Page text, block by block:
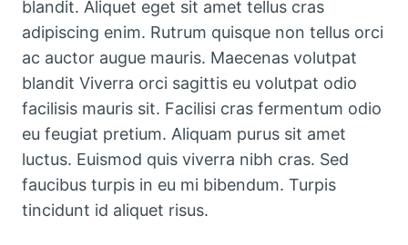
blandit. Aliquet eget sit amet tellus cras
adipiscing enim. Rutrum quisque non tellus orci
ac auctor augue mauris. Maecenas volutpat
blandit Viverra orci sagittis eu volutpat odio
facilisis mauris sit. Facilisi cras fermentum odio
eu feugiat pretium. Aliquam purus sit amet
luctus. Euismod quis viverra nibh cras. Sed
faucibus turpis in eu mi bibendum. Turpis
tincidunt id aliquet risus.